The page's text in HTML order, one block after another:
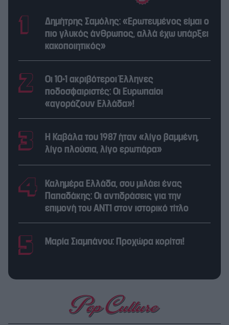
Δημήτρης Σαμόλης: «Ερωτευμένος είμαι ο
πιο γλυκός άνθρωπος, αλλά έχω υπάρξει
κακοποιητικός»
Οι 10+1 ακριβότεροι Έλληνες
ποδοσφαιριστές: Οι Ευρωπαίοι
«αγοράζουν Ελλάδα»!
Η Καβάλα του 1987 ήταν «λίγο βαμμένη,
λίγο πλούσια, λίγο ερωτιάρα»
Καλημέρα Ελλάδα, σου μιλάει ένας
Παπαδάκης: Οι αντιδράσεις για την
επιμονή του ΑΝΤ1 στον ιστορικό τίτλο
Μαρία Σιαμπάνου: Προχώρα κορίτσι!